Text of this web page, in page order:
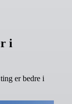
i
er bedre i